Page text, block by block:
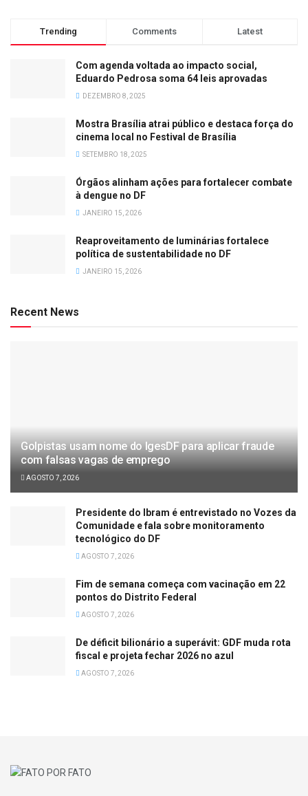
Trending Comments Latest
Com agenda voltada ao impacto social,
Eduardo Pedrosa soma 64 leis aprovadas
DEZEMBRO 8, 2025
Mostra Brasília atrai público e destaca força do
cinema local no Festival de Brasília
SETEMBRO 18, 2025
Órgãos alinham ações para fortalecer combate
à dengue no DF
JANEIRO 15, 2026
Reaproveitamento de luminárias fortalece
política de sustentabilidade no DF
JANEIRO 15, 2026
Recent News
Golpistas usam nome do IgesDF para aplicar fraude
com falsas vagas de emprego
AGOSTO 7, 2026
Presidente do Ibram é entrevistado no Vozes da
Comunidade e fala sobre monitoramento
tecnológico do DF
AGOSTO 7, 2026
Fim de semana começa com vacinação em 22
pontos do Distrito Federal
AGOSTO 7, 2026
De déficit bilionário a superávit: GDF muda rota
fiscal e projeta fechar 2026 no azul
AGOSTO 7, 2026